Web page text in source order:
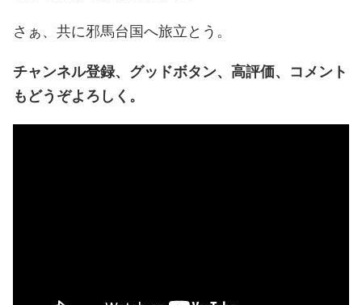
さぁ、共に邪馬台国へ旅立とう。
チャンネル登録、グッドボタン、高評価、コメント
もどうぞよろしく。